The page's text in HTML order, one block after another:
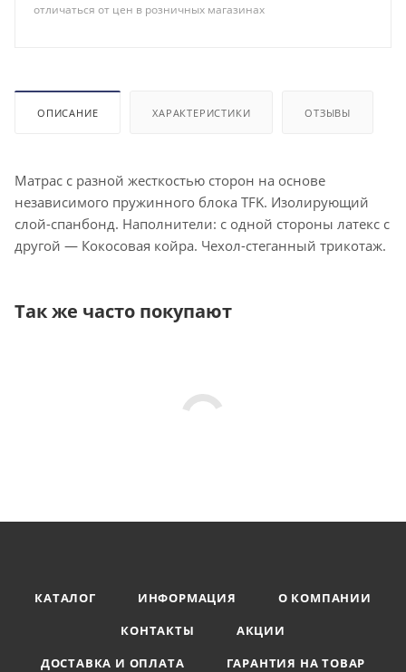
отличаться от цен в розничных магазинах
ОПИСАНИЕ ХАРАКТЕРИСТИКИ ОТЗЫВЫ
Матрас с разной жесткостью сторон на основе
независимого пружинного блока TFK. Изолирующий
слой-спанбонд. Наполнители: с одной стороны латекс с
другой — Кокосовая койра. Чехол-стеганный трикотаж.
Так же часто покупают
КАТАЛОГ ИНФОРМАЦИЯ
О КОМПАНИИ
КОНТАКТЫ
АКЦИИ
ДОСТАВКА И ОПЛАТА
ГАРАНТИЯ НА ТОВАР